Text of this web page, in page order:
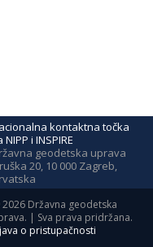
kontaktna točka
NIPP i INSPIRE
geodetska uprava
20, 10 000 Zagreb,
2026 Državna geodetska
| Sva prava pridržana.
o pristupačnosti